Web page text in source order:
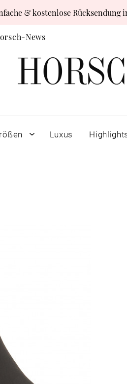
& kostenlose Rücksendung
News
Luxus